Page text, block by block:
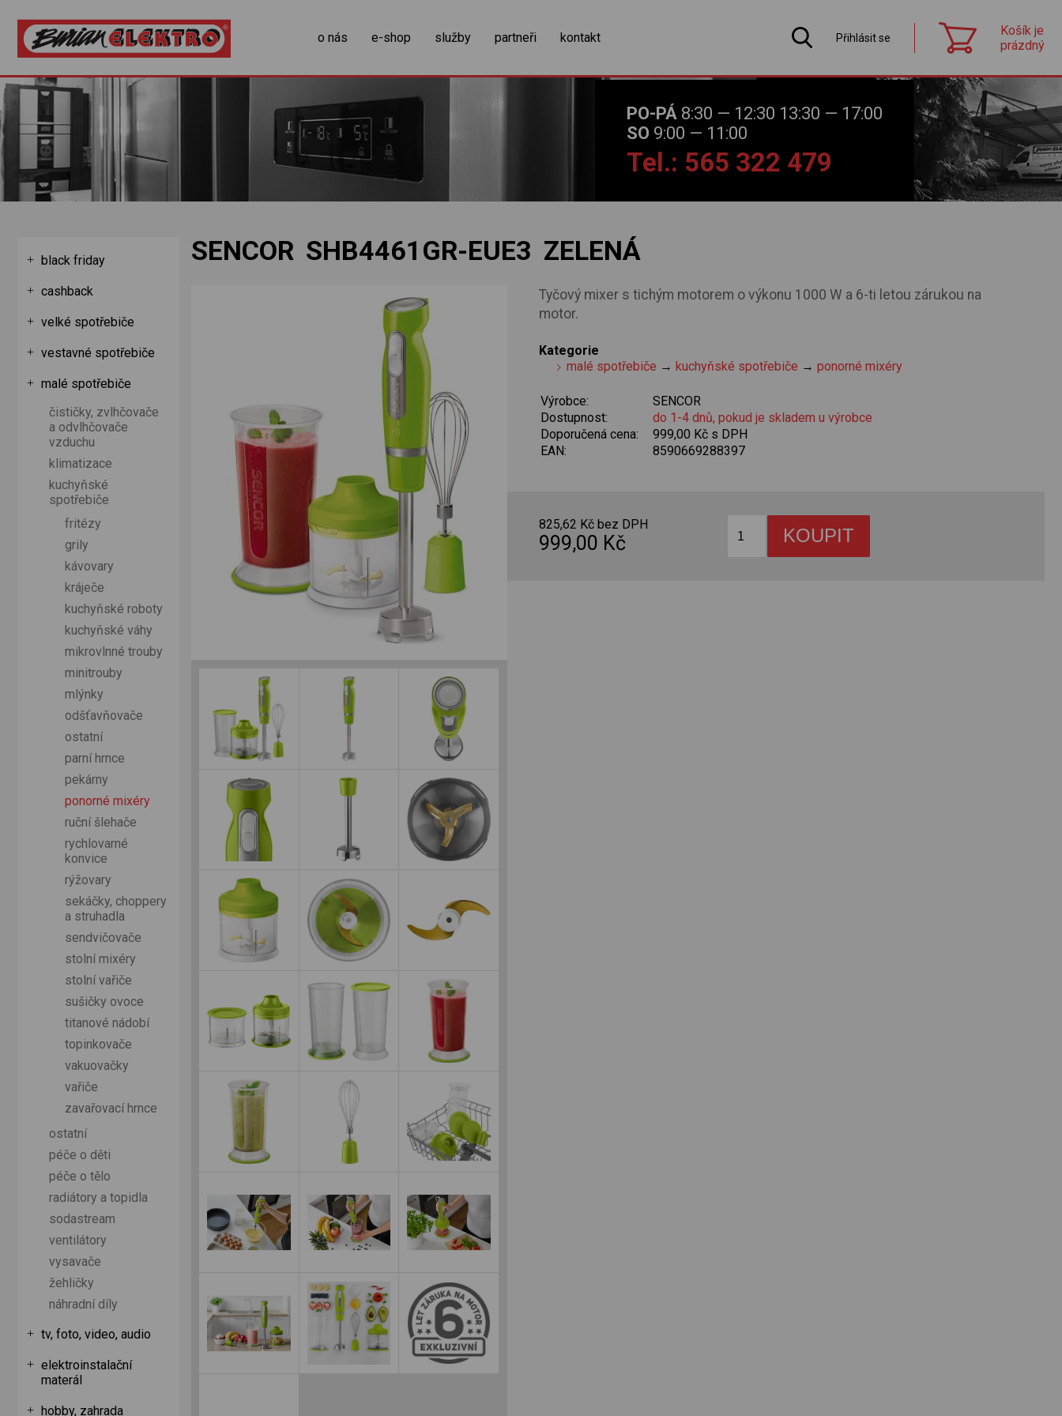
o nás e-shop služby partneři kontakt Přihlásit se
Košík je
prázdný
zobrazit obsah košíku
PO-PÁ 8:30 — 12:30 13:30 — 17:00
SO 9:00 — 11:00
Tel.: 565 322 479
SENCOR SHB4461GR-EUE3 ZELENÁ
Tyčový mixer s tichým motorem o výkonu 1000 W a 6-ti letou zárukou na
motor.
Kategorie
malé spotřebiče →kuchyňské spotřebiče →ponorné mixéry
Výrobce:
SENCOR
Dostupnost:
do 1-4 dnů, pokud je skladem u výrobce
Doporučená cena:
999,00 Kč s DPH
EAN:
8590669288397
825,62 Kč bez DPH
999,00 Kč
black friday
cashback
velké spotřebiče
vestavné spotřebiče
malé spotřebiče
čističky, zvlhčovače
a odvlhčovače
vzduchu
klimatizace
kuchyňské
spotřebiče
fritézy
grily
kávovary
kráječe
kuchyňské roboty
kuchyňské váhy
mikrovlnné trouby
minitrouby
mlýnky
odšťavňovače
ostatní
parní hrnce
pekárny
ponorné mixéry
ruční šlehače
rychlovarné
konvice
rýžovary
sekáčky, choppery
a struhadla
sendvičovače
stolní mixéry
stolní vařiče
sušičky ovoce
titanové nádobí
topinkovače
vakuovačky
vařiče
zavařovací hrnce
ostatní
péče o děti
péče o tělo
radiátory a topidla
sodastream
ventilátory
vysavače
žehličky
náhradní díly
tv, foto, video, audio
elektroinstalační
materál
hobby, zahrada